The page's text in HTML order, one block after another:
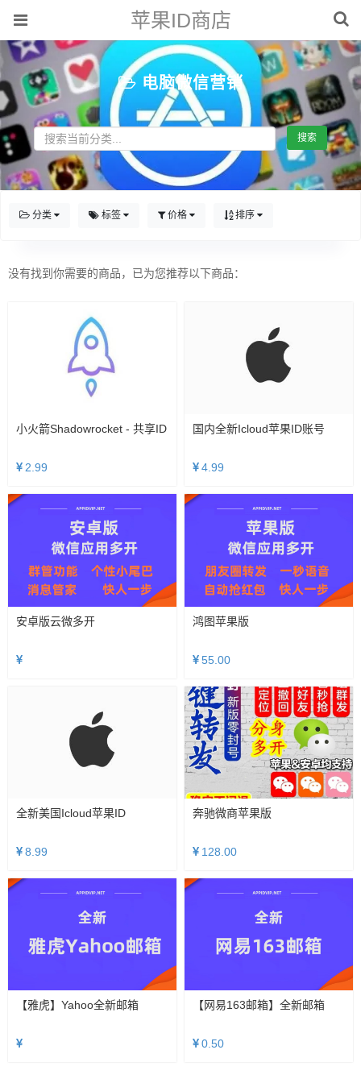
苹果ID商店
电脑微信营销
搜索
分类 标签 价格 排序
没有找到你需要的商品，已为您推荐以下商品：
小火箭Shadowrocket - 共享ID
2.99
国内全新icloud苹果ID账号
4.99
安卓版云微多开 鸿图苹果版
55.00
全新美国icloud苹果ID
8.99
奔驰微商苹果版
128.00
【雅虎】Yahoo全新邮箱 【网易163邮箱】全新邮箱
0.50